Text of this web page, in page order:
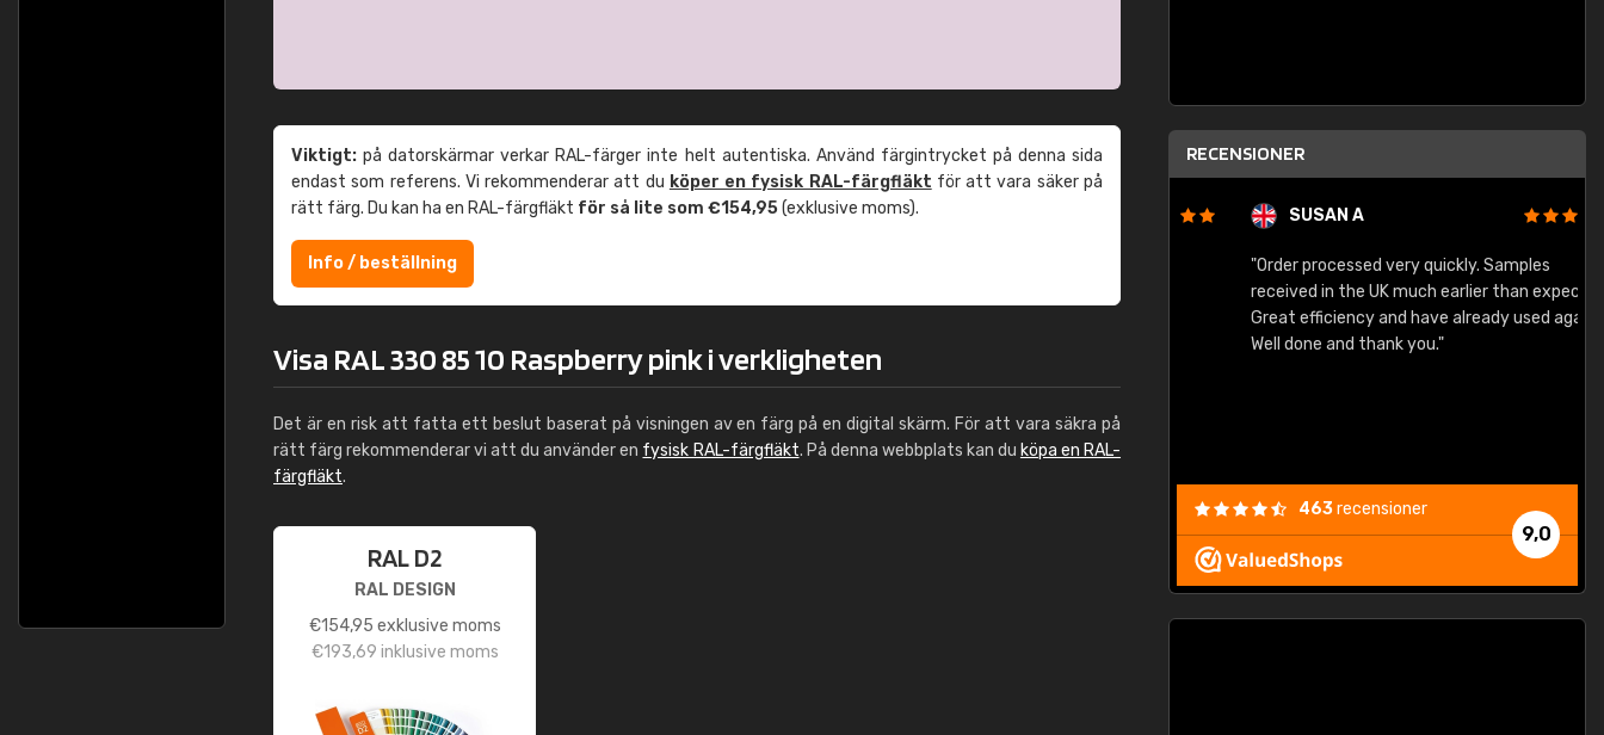
Viktigt: på datorskärmar verkar RAL-färger inte helt autentiska. Använd färgintrycket på denna sida
endast som referens. Vi rekommenderar att du köper en fysisk RAL-färgfläkt för att vara säker på
rätt färg. Du kan ha en RAL-färgfläkt för så lite som €154,95(exklusive moms).
Info / beställning
Visa RAL 330 85 10 Raspberry pink i verkligheten
Det är en risk att fatta ett beslut baserat på visningen av en färg på en digital skärm. För att vara säkra på
rätt färg rekommenderar vi att du använder en fysisk RAL-färgfläkt. På denna webbplats kan du köpa en RAL-
färgfläkt.
RAL D2
RAL DESIGN
€154,95 exklusive moms
€193,69 inklusive moms
RECENSIONER
Leinster Home and
SUSAN A
"Order processed very quickly. Samples
received in the UK much earlier than expected.
Great efficiency and have already used again.
Well done and thank you."
9,0
463recensioner